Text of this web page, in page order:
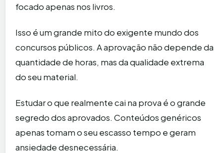
focado apenas nos livros.
Isso é um grande mito do exigente mundo dos
concursos públicos. A aprovação não depende da
quantidade de horas, mas da qualidade extrema
do seu material.
Estudar o que realmente cai na prova é o grande
segredo dos aprovados. Conteúdos genéricos
apenas tomam o seu escasso tempo e geram
ansiedade desnecessária.